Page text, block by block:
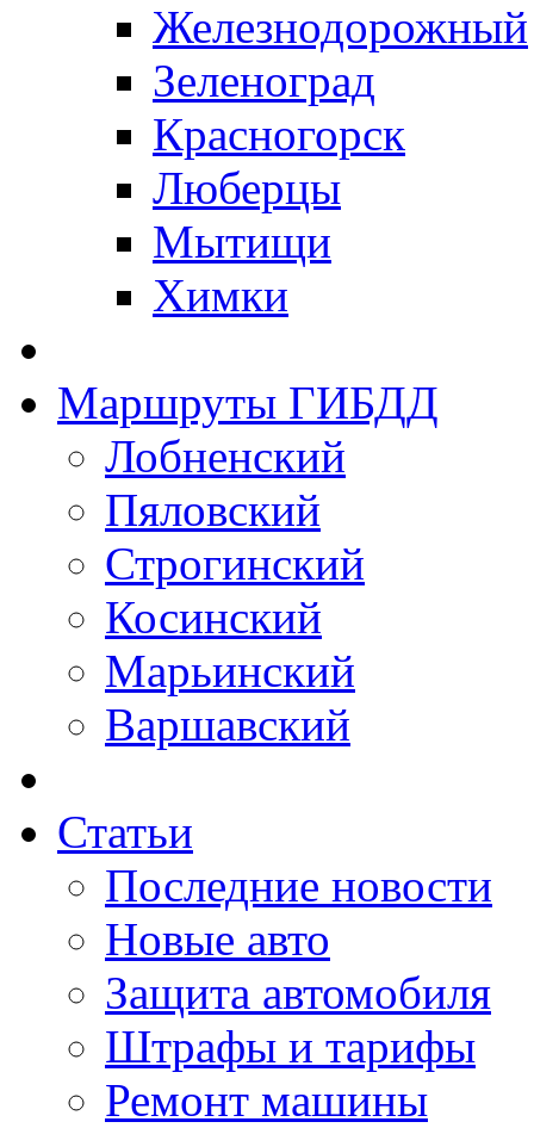
Железнодорожный
Зеленоград
Красногорск
Люберцы
Мытищи
Химки
Маршруты ГИБДД
Лобненский
Пяловский
Строгинский
Косинский
Марьинский
Варшавский
Статьи
Последние новости
Новые авто
Защита автомобиля
Штрафы и тарифы
Ремонт машины